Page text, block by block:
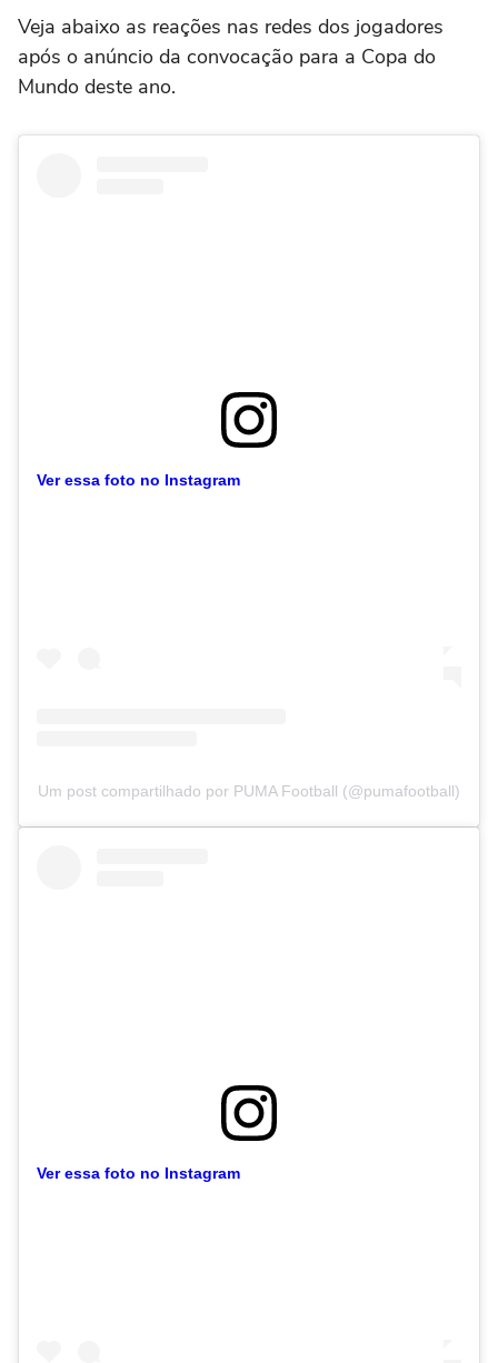
Veja abaixo as reações nas redes dos jogadores
após o anúncio da convocação para a Copa do
Mundo deste ano.
Ver essa foto no Instagram
Um post compartilhado por PUMA Football (@pumafootball)
Ver essa foto no Instagram